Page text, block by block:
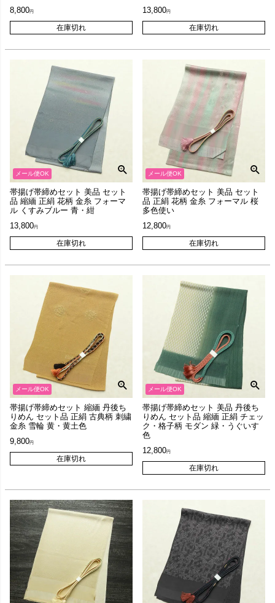
8,800
在庫切れ
13,800
在庫切れ
メール便OK
帯揚げ帯締めセット 美品 セット
品 縮緬 正絹 花柄 金糸 フォーマ
ル くすみブルー 青・紺
13,800
在庫切れ
メール便OK
帯揚げ帯締めセット 美品 セット
品 正絹 花柄 金糸 フォーマル 桜
多色使い
12,800
在庫切れ
メール便OK
帯揚げ帯締めセット 縮緬 丹後ち
りめん セット品 正絹 古典柄 刺繍
金糸 雪輪 黄・黄土色
9,800
在庫切れ
メール便OK
帯揚げ帯締めセット 美品 丹後ち
りめん セット品 縮緬 正絹 チェッ
ク・格子柄 モダン 緑・うぐいす
色
12,800
在庫切れ